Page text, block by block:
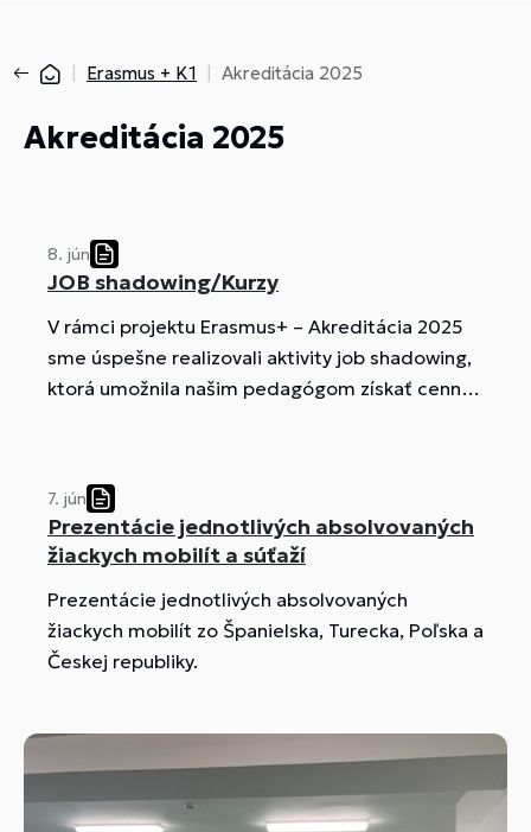
Erasmus + K1 Akreditácia 2025
Akreditácia 2025
8. jún
JOB shadowing/Kurzy
V rámci projektu Erasmus+ – Akreditácia 2025
sme úspešne realizovali aktivity job shadowing,
ktorá umožnila našim pedagógom získať cenné
partnerskej škole, výmena osvedčených
postupov a rozvoj profesijných kompetencií.
Účastníci mali možnosť spoznať moderné
metódy výučby, digitálne nástroje a prístupy k
inkluzívnemu vzdelávaniu, ktoré obohatia našu
pedagogickú prax. Aktivity prispeli k
internacionalizácii ...
7. jún
Prezentácie jednotlivých absolvovaných
žiackych mobilít a súťaží
Prezentácie jednotlivých absolvovaných
žiackych mobilít zo Španielska, Turecka, Poľska a
Českej republiky.